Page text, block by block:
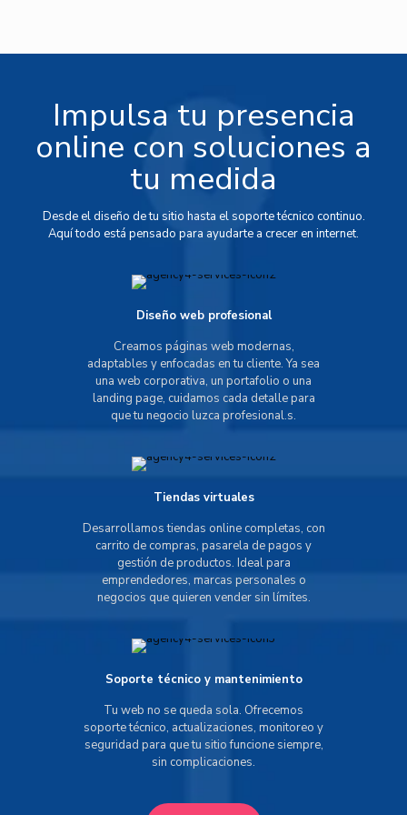
Impulsa tu presencia
online con soluciones a
tu medida
Desde el diseño de tu sitio hasta el soporte técnico continuo.
Aquí todo está pensado para ayudarte a crecer en internet.
Diseño web profesional
Creamos páginas web modernas,
adaptables y enfocadas en tu cliente. Ya sea
una web corporativa, un portafolio o una
landing page, cuidamos cada detalle para
que tu negocio luzca profesional.s.
Tiendas virtuales
Desarrollamos tiendas online completas, con
carrito de compras, pasarela de pagos y
gestión de productos. Ideal para
emprendedores, marcas personales o
negocios que quieren vender sin límites.
Soporte técnico y mantenimiento
Tu web no se queda sola. Ofrecemos
soporte técnico, actualizaciones, monitoreo y
seguridad para que tu sitio funcione siempre,
sin complicaciones.